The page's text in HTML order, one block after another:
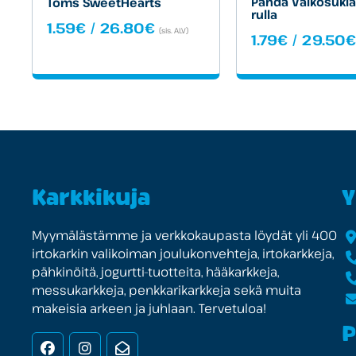
1.59€ / 26.80€Hintaluokka:
26.80€
(sis. ALV)
rulla
1.79€ / 29.50€
Karkkikuja
Myymälästämme ja verkkokaupasta löydät yli 400
irtokarkin valikoiman joulukonvehteja, irtokarkkeja,
pähkinöitä, jogurtti-tuotteita, hääkarkkeja,
messukarkkeja, penkkarikarkkeja sekä muita
makeisia arkeen ja juhlaan. Tervetuloa!
FacebookInstagramUutiskirje